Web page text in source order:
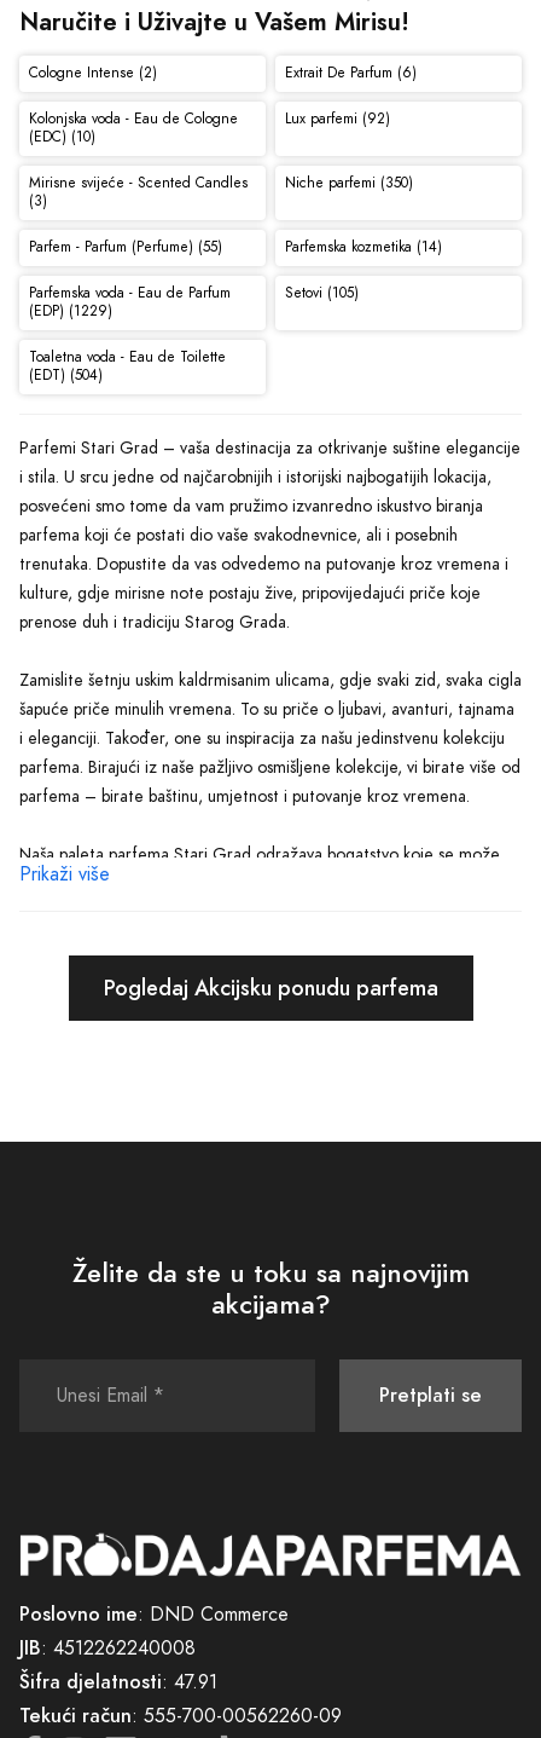
Naručite i Uživajte u Vašem Mirisu!
Cologne Intense (2) Extrait De Parfum (6)
Kolonjska voda - Eau de Cologne
(EDC) (10)
Lux parfemi (92)
Mirisne svijeće - Scented Candles
(3)
Niche parfemi (350)
Parfem - Parfum (Perfume) (55) Parfemska kozmetika (14)
Parfemska voda - Eau de Parfum
(EDP) (1229)
Setovi (105)
Toaletna voda - Eau de Toilette
(EDT) (504)
Parfemi Stari Grad – vaša destinacija za otkrivanje suštine elegancije
i stila. U srcu jedne od najčarobnijih i istorijski najbogatijih lokacija,
posvećeni smo tome da vam pružimo izvanredno iskustvo biranja
parfema koji će postati dio vaše svakodnevnice, ali i posebnih
trenutaka. Dopustite da vas odvedemo na putovanje kroz vremena i
kulture, gdje mirisne note postaju žive, pripovijedajući priče koje
prenose duh i tradiciju Starog Grada.
Zamislite šetnju uskim kaldrmisanim ulicama, gdje svaki zid, svaka cigla
šapuće priče minulih vremena. To su priče o ljubavi, avanturi, tajnama
i eleganciji. Također, one su inspiracija za našu jedinstvenu kolekciju
parfema. Birajući iz naše pažljivo osmišljene kolekcije, vi birate više od
parfema – birate baštinu, umjetnost i putovanje kroz vremena.
Naša paleta parfema Stari Grad odražava bogatstvo koje se može
pronaći samo u ovakvom jedinstvenom mjestu. Od nježnih cvjetnih
svaki naš parfem je priča za sebe.
vam da otkrijete one koje će najbolje odražavati vašu ličnost,
Nije važno da li tražite parfem za posebnu priliku, poklon za dragu
osobu ili jednostavno želite osvježiti svoju kolekciju mirisima
svakoga, uspijevaći da zadovolji i najzahtjevnije ljubitelje parfema.
predstavlja duh Starog Grada, njegovu historiju, ljepotu i neponovljivi
šarm.
Pridružite nam se da zajedno kročimo kroz ova vrata u svijet
elegancije, stila i nezaboravnih mirisnih avantura. Dopustite da
parfemi Stari Grad postanu dio vaše svakodnevice i odjekuju vašu
jedinstvenu ličnost i karizmu. Jer, pravi parfem je više od aromatične
Prikaži više
Pogledaj Akcijsku ponudu parfema
Želite da ste u toku sa najnovijim
akcijama?
Pretplati se
Poslovno ime: DND Commerce
JIB: 4512262240008
Šifra djelatnosti: 47.91
Tekući račun: 555-700-00562260-09